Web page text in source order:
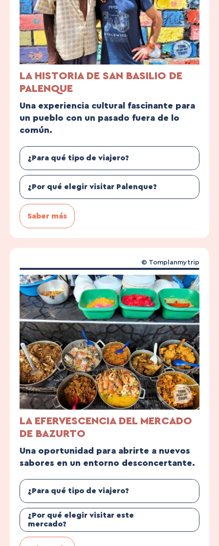
LA HISTORIA DE SAN BASILIO DE
PALENQUE
Una experiencia cultural fascinante para
un pueblo con un pasado fuera de lo
común.
¿Para qué tipo de viajero?
¿Por qué elegir visitar Palenque?
Saber más
LA EFERVESCENCIA DEL MERCADO
DE BAZURTO
Una oportunidad para abrirte a nuevos
sabores en un entorno desconcertante.
¿Para qué tipo de viajero?
¿Por qué elegir visitar este
mercado?
© Tomplanmytrip